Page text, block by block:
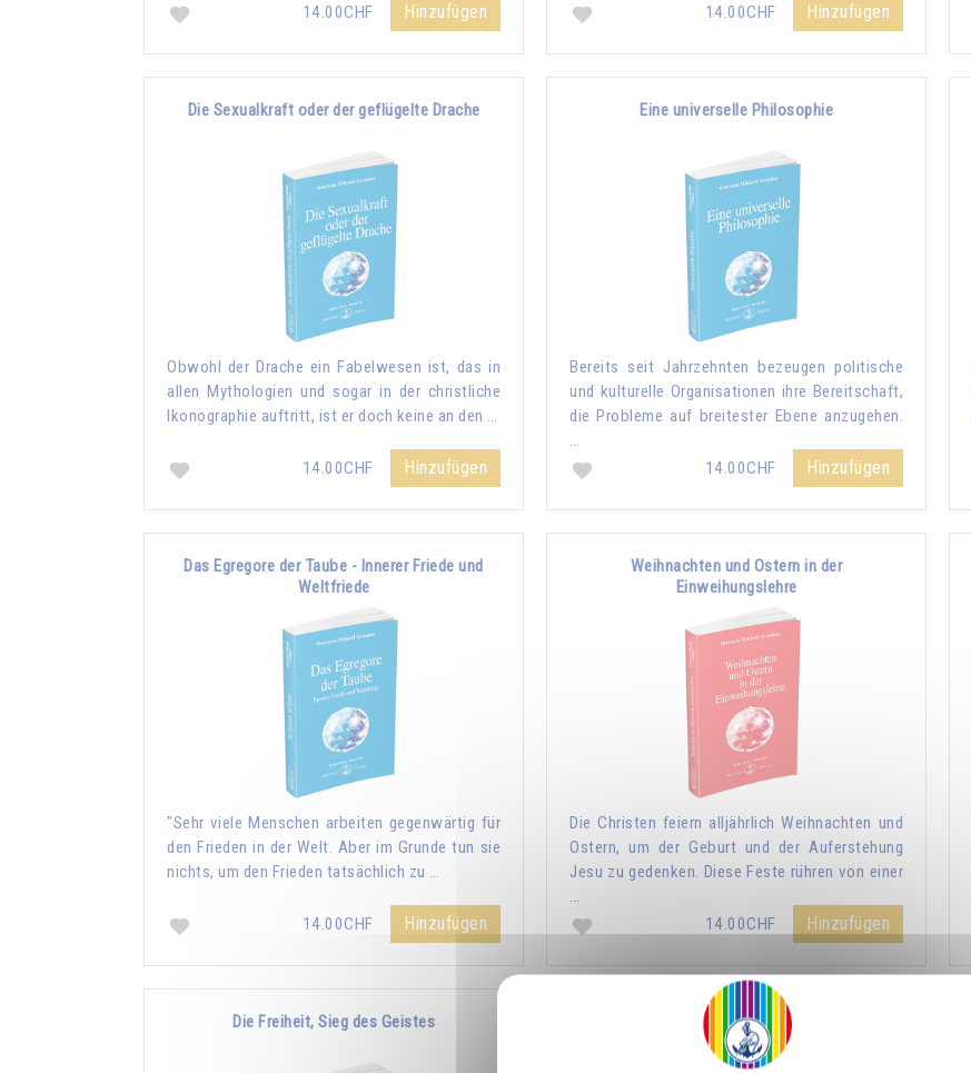
14.00CHF
Hinzufügen
14.00CHF
Hinzufügen
Die Sexualkraft oder der geflügelte Drache
Obwohl der Drache ein Fabelwesen ist, das in
allen Mythologien und sogar in der christliche
Ikonographie auftritt, ist er doch keine an den …
14.00CHF Hinzufügen
Eine universelle Philosophie
Bereits seit Jahrzehnten bezeugen politische
und kulturelle Organisationen ihre Bereitschaft,
die Probleme auf breitester Ebene anzugehen.
…
14.00CHF
Hinzufügen
Das Egregore der Taube - Innerer Friede und
Weltfriede
"Sehr viele Menschen arbeiten gegenwärtig für
den Frieden in der Welt. Aber im Grunde tun sie
nichts, um den Frieden tatsächlich zu …
14.00CHF Hinzufügen
Weihnachten und Ostern in der
Einweihungslehre
Die Christen feiern alljährlich Weihnachten und
Ostern, um der Geburt und der Auferstehung
Jesu zu gedenken. Diese Feste rühren von einer
…
14.00CHF
Hinzufügen
Die Freiheit, Sieg des Geistes Das Licht, lebendiger Geist